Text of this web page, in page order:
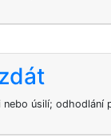
úsilí; odhodlání